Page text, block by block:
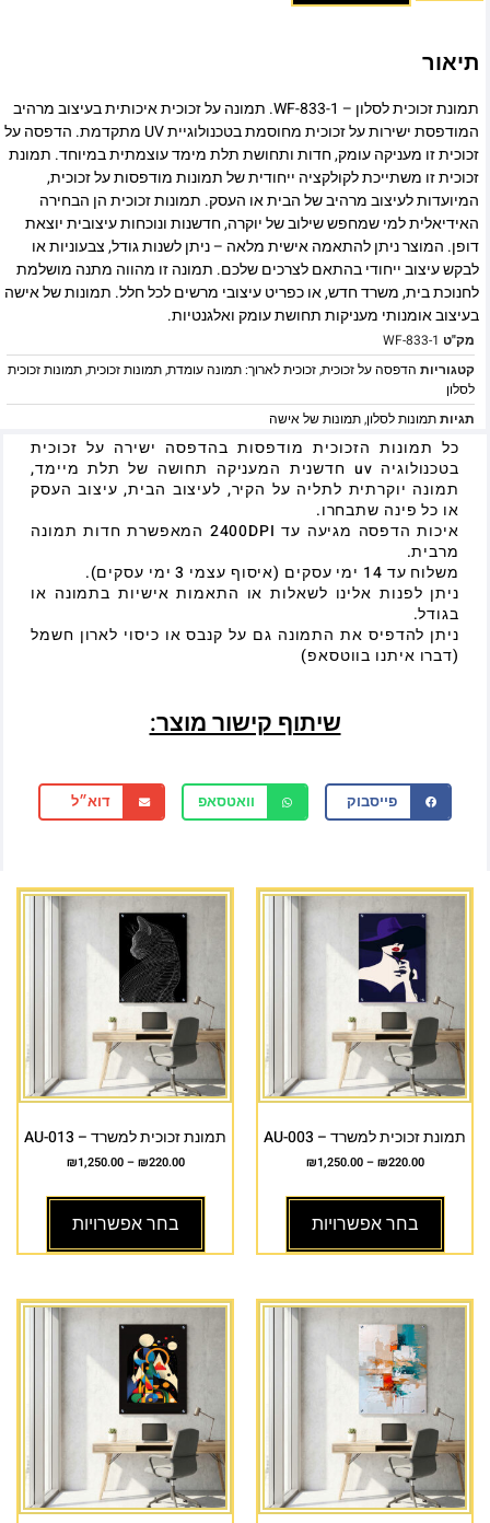
תיאור
תמונת זכוכית לסלון – WF-833-1. תמונה על זכוכית איכותית בעיצוב מרהיב
המודפסת ישירות על זכוכית מחוסמת בטכנולוגיית UV מתקדמת. הדפסה על
זכוכית זו מעניקה עומק, חדות ותחושת תלת מימד עוצמתית במיוחד. תמונת
זכוכית זו משתייכת לקולקציה ייחודית של תמונות מודפסות על זכוכית,
המיועדות לעיצוב מרהיב של הבית או העסק. תמונות זכוכית הן הבחירה
האידיאלית למי שמחפש שילוב של יוקרה, חדשנות ונוכחות עיצובית יוצאת
דופן. המוצר ניתן להתאמה אישית מלאה – ניתן לשנות גודל, צבעוניות או
לבקש עיצוב ייחודי בהתאם לצרכים שלכם. תמונה זו מהווה מתנה מושלמת
לחנוכת בית, משרד חדש, או כפריט עיצובי מרשים לכל חלל. תמונות של אישה
בעיצוב אומנותי מעניקות תחושת עומק ואלגנטיות.
מק"ט WF-833-1
קטגוריות הדפסה על זכוכית,זכוכית לארוך: תמונה עומדת,תמונות זכוכית,תמונות זכוכית
לסלון
תגיותתמונות לסלון,תמונות של אישה
כל תמונות הזכוכית מודפסות בהדפסה ישירה על זכוכית
בטכנולוגיה uv חדשנית המעניקה תחושה של תלת מיימד,
תמונה יוקרתית לתליה על הקיר, לעיצוב הבית, עיצוב העסק
או כל פינה שתבחרו.
איכות הדפסה מגיעה עד 2400DPI המאפשרת חדות תמונה
מרבית.
משלוח עד 14 ימי עסקים (איסוף עצמי 3 ימי עסקים).
ניתן לפנות אלינו לשאלות או התאמות אישיות בתמונה או
בגודל.
ניתן להדפיס את התמונה גם על קנבס או כיסוי לארון חשמל
(דברו איתנו בווטסאפ)
שיתוף קישור מוצר:
פייסבוק וואטסאפ דוא״ל
תמונת זכוכית למשרד – AU-003
₪220.00
–
₪1,250.00
בחר אפשרויות
תמונת זכוכית למשרד – AU-013
₪220.00
–
₪1,250.00
בחר אפשרויות